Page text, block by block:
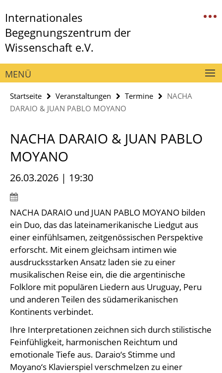
direkt
zu
Inhalt
Internationales
Begegnungszentrum der
Wissenschaft e.V.
Service-
Navigation
MENÜ
Startseite Veranstaltungen Termine
NACHA
DARAIO & JUAN PABLO MOYANO
NACHA DARAIO & JUAN PABLO
MOYANO
26.03.2026 | 19:30
NACHA DARAIO und JUAN PABLO MOYANO bilden
ein Duo, das das lateinamerikanische Liedgut aus
einer einfühlsamen, zeitgenössischen Perspektive
erforscht. Mit einem gleichsam intimen wie
ausdrucksstarken Ansatz laden sie zu einer
musikalischen Reise ein, die die argentinische
Folklore mit populären Liedern aus Uruguay, Peru
und anderen Teilen des südamerikanischen
Kontinents verbindet.
Ihre Interpretationen zeichnen sich durch stilistische
Feinfühligkeit, harmonischen Reichtum und
emotionale Tiefe aus. Daraio‘s Stimme und
Moyano‘s Klavierspiel verschmelzen zu einer